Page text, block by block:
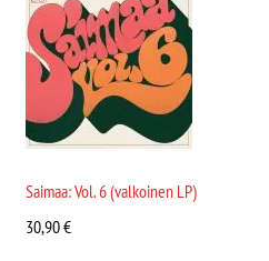
Saimaa: Vol. 6 (valkoinen LP)
30,90€